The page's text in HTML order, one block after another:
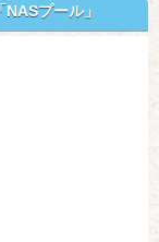
プール」